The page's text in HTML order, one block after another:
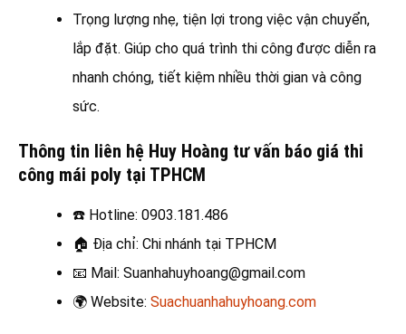
Trọng lượng nhẹ, tiện lợi trong việc vận chuyển,
lắp đặt. Giúp cho quá trình thi công được diễn ra
nhanh chóng, tiết kiệm nhiều thời gian và công
sức.
Thông tin liên hệ Huy Hoàng tư vấn báo giá thi
công mái poly tại TPHCM
☎️ Hotline: 0903.181.486
🏠 Địa chỉ: Chi nhánh tại TPHCM
📧 Mail: Suanhahuyhoang@gmail.com
🌍 Website: Suachuanhahuyhoang.com